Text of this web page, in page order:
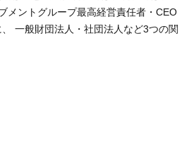
メントグループ最高経営責任者・CEO
一般財団法人・社団法人など3つの関